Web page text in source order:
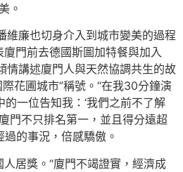
。
維廉也切身介入到城市變美的過程
門前去德國斯圖加特餐與加入
情講述廈門人與天然協調共生的故
花圃城市”稱號。“在我30分鐘演
一位告知我：‘我們之前不了解
門不只排名第一，並且得分遠超
過的事況，倍感驕傲。
居獎。“廈門不竭證實，經濟成